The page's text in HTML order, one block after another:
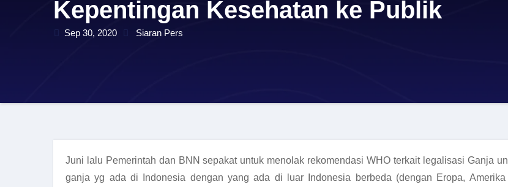
Kepentingan Kesehatan ke Publik
Sep 30, 2020 Siaran Pers
Juni lalu Pemerintah dan BNN sepakat untuk menolak rekomendasi WHO terkait legalisasi Ganja
ganja yg ada di Indonesia dengan yang ada di luar Indonesia berbeda (dengan Eropa,